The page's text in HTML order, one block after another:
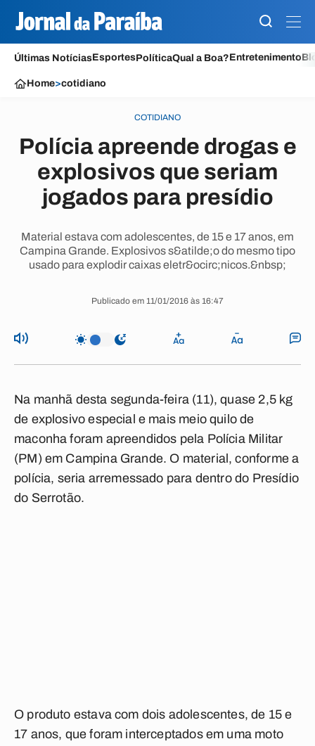
Últimas NotíciasEsportesPolíticaQual a Boa?Entretenimento
Home>cotidiano
COTIDIANO
Polícia apreende drogas e
explosivos que seriam
jogados para presídio
Material estava com adolescentes, de 15 e 17 anos, em
Campina Grande. Explosivos s&atilde;o do mesmo tipo
usado para explodir caixas eletr&ocirc;nicos.&nbsp;
Publicado em 11/01/2016 às 16:47
Na manhã desta segunda-feira (11), quase 2,5 kg
de explosivo especial e mais meio quilo de
maconha foram apreendidos pela Polícia Militar
(PM) em Campina Grande. O material, conforme a
polícia, seria arremessado para dentro do Presídio
do Serrotão.
O produto estava com dois adolescentes, de 15 e
17 anos, que foram interceptados em uma moto